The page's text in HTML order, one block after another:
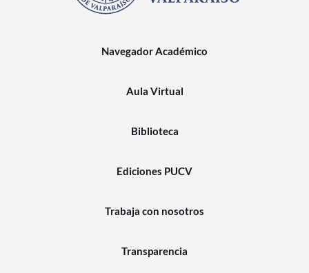
Navegador Académico
Aula Virtual
Biblioteca
Ediciones PUCV
Trabaja con nosotros
Transparencia